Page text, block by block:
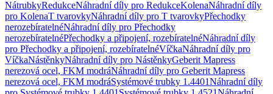
NátrubkyRedukceNáhradní díly pro RedukceKolenaNáhradní díly
pro KolenaT tvarovkyNáhradní díly pro T tvarovkyPřechodky
nerozebíratelnéNáhradní díly pro Přechodky
nerozebíratelnéPřechodky a připojení, rozebíratelnéNáhradní díly
pro Přechodky a připojení, rozebíratelnéVíčkaNáhradní díly pro
VíčkaNástěnkyNáhradní díly pro NástěnkyGeberit Mapress
nerezová ocel, FKM modráNáhradní díly pro Geberit Mapress
nerezová ocel, FKM modráSystémové trubky 1.4401Náhradní díly